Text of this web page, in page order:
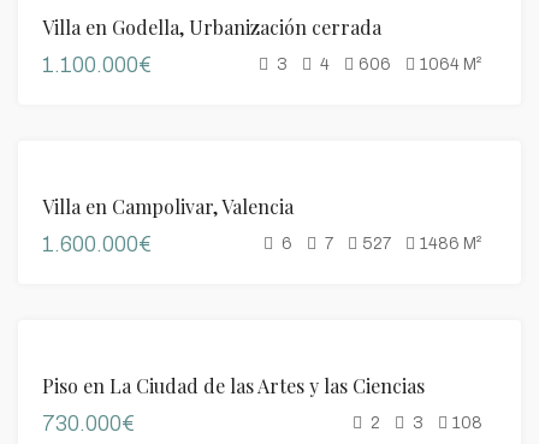
Villa en Godella, Urbanización cerrada
1.100.000€ 3 4 606 1064 M²
Villa en Campolivar, Valencia
1.600.000€ 6 7 527 1486 M²
Piso en La Ciudad de las Artes y las Ciencias
730.000€ 2 3 108